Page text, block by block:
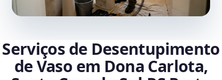
Serviços de Desentupimento
de Vaso em Dona Carlota,